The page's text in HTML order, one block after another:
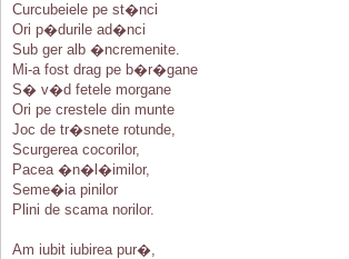
Curcubeiele pe st�nci
Ori p�durile ad�nci
Sub ger alb �ncremenite.
Mi-a fost drag pe b�r�gane
S� v�d fetele morgane
Ori pe crestele din munte
Joc de tr�snete rotunde,
Scurgerea cocorilor,
Pacea �n�l�imilor,
Seme�ia pinilor
Plini de scama norilor.
Am iubit iubirea pur�,